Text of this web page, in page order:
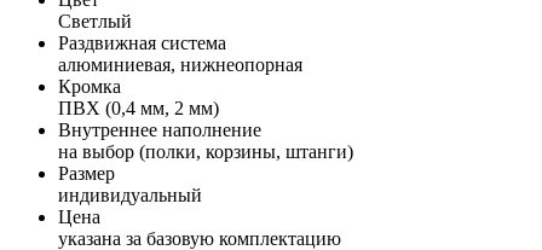
Светлый
Раздвижная система
алюминиевая, нижнеопорная
Кромка
ПВХ (0,4 мм, 2 мм)
Внутреннее наполнение
на выбор (полки, корзины, штанги)
Размер
индивидуальный
Цена
указана за базовую комплектацию